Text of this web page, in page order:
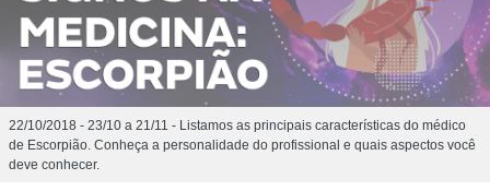
22/10/2018 - 23/10 a 21/11 - Listamos as principais características do médico
de Escorpião. Conheça a personalidade do profissional e quais aspectos você
deve conhecer.